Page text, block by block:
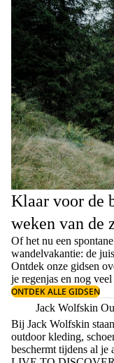
Klaar voor de
weken van de
Of het nu een
wandelvakantie: de
Ontdek onze gidsen
je regenjas en nog veel
ONTDEK ALLE GIDSEN
Jack Wolfskin
Bij Jack Wolfskin
outdoor kleding,
beschermt tijdens al